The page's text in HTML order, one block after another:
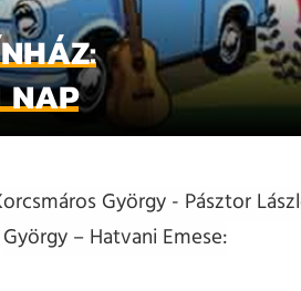
NAP
György - Pásztor
György – Hatvani Emese: